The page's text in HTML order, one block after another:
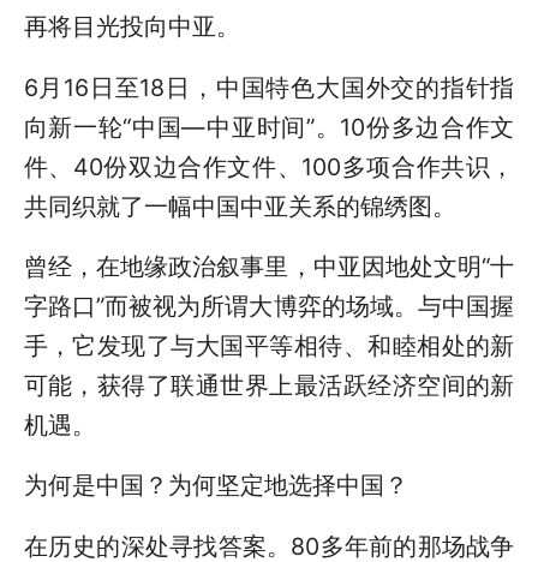
再将目光投向中亚。
6月16日至18日，中国特色大国外交的指针指
向新一轮“中国—中亚时间”。10份多边合作文
件、40份双边合作文件、100多项合作共识，
共同织就了一幅中国中亚关系的锦绣图。
曾经，在地缘政治叙事里，中亚因地处文明“十
字路口”而被视为所谓大博弈的场域。与中国握
手，它发现了与大国平等相待、和睦相处的新
可能，获得了联通世界上最活跃经济空间的新
机遇。
为何是中国？为何坚定地选择中国？
在历史的深处寻找答案。80多年前的那场战争